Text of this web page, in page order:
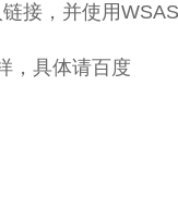
接，并使用
，具体请百度